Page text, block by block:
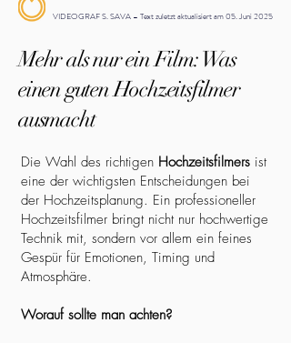
VIDEOGRAF S. SAVA – Text zuletzt aktualisiert am 05. Juni 2025
Mehr als nur ein Film: Was
einen guten Hochzeitsfilmer
ausmacht
Die Wahl des richtigen Hochzeitsfilmers ist
eine der wichtigsten Entscheidungen bei
der Hochzeitsplanung. Ein professioneller
Hochzeitsfilmer bringt nicht nur hochwertige
Technik mit, sondern vor allem ein feines
Gespür für Emotionen, Timing und
Atmosphäre.
Worauf sollte man achten?